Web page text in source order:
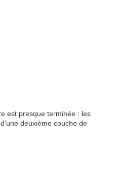
est presque terminée : les
deuxième couche de